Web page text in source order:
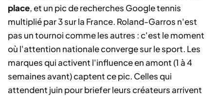
place, et un pic de recherches Google tennis
multiplié par 3 sur la France. Roland-Garros n'est
pas un tournoi comme les autres : c'est le moment
où l'attention nationale converge sur le sport. Les
marques qui activent l'influence en amont (1 à 4
semaines avant) captent ce pic. Celles qui
attendent juin pour briefer leurs créateurs arrivent